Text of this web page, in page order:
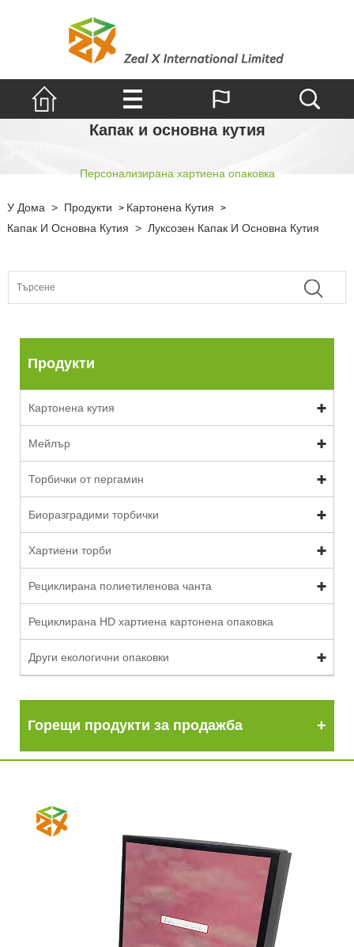
Капак и основна кутия
Персонализирана хартиена опаковка
У Дома > Продукти > Картонена Кутия >
Капак И Основна Кутия > Луксозен Капак И Основна Кутия
Продукти
Картонена кутия
Мейлър
Торбички от пергамин
Биоразградими торбички
Хартиени торби
Рециклирана полиетиленова чанта
Рециклирана HD хартиена картонена опаковка
Други екологични опаковки
Горещи продукти за продажба